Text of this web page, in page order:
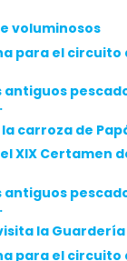
voluminosos
para el
antiguos
carroza de
XIX Certamen
antiguos
la
para el